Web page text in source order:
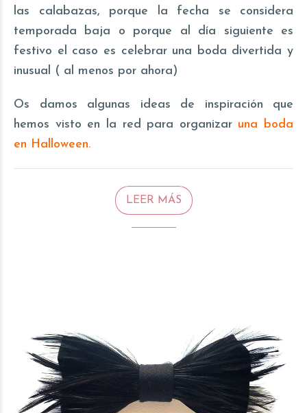
las calabazas, porque la fecha se considera
temporada baja o porque al día siguiente es
festivo el caso es celebrar una boda divertida y
inusual ( al menos por ahora)
Os damos algunas ideas de inspiración que
hemos visto en la red para organizar una boda
en Halloween.
LEER MÁS